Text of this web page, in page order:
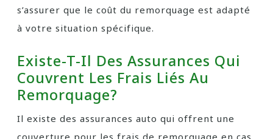
s’assurer que le coût du remorquage est adapté
à votre situation spécifique.
Existe-T-Il Des Assurances Qui
Couvrent Les Frais Liés Au
Remorquage?
Il existe des assurances auto qui offrent une
couverture pour les frais de remorquage en cas